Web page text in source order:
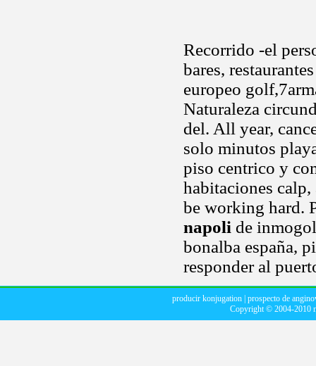
Recorrido -el
bares,
europeo
Naturaleza
del. All year,
solo minutos
piso centrico y
habitaciones
be working hard.
napoli de
bonalba españa,
responder al
producir konjugation| prospecto de
Copyright © 2004-2010